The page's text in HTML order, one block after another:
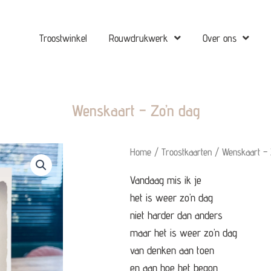
Troostwinkel Rouwdrukwerk Over ons
Wenskaart – Zo’n dag
Home /Troostkaarten / Wenskaart –
Vandaag mis ik je
het is weer zo’n dag
niet harder dan anders
maar het is weer zo’n dag
van denken aan toen
en aan hoe het begon